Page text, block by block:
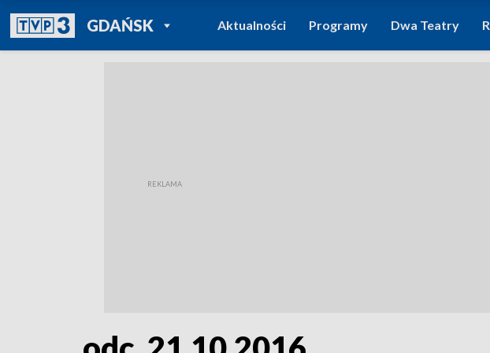
GDAŃSKPOWRÓT DO
TVP REGIONY
Aktualności Programy Dwa Teatry